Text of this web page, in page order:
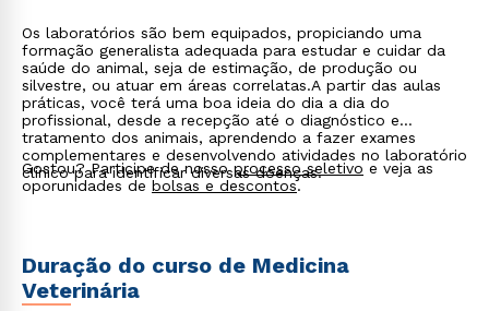
Os laboratórios são bem equipados, propiciando uma
formação generalista adequada para estudar e cuidar da
saúde do animal, seja de estimação, de produção ou
silvestre, ou atuar em áreas correlatas.A partir das aulas
práticas, você terá uma boa ideia do dia a dia do
profissional, desde a recepção até o diagnóstico e
tratamento dos animais, aprendendo a fazer exames
complementares e desenvolvendo atividades no laboratório
clínico para identificar diversas doenças.
Gostou? Participe de nossoprocesso seletivo e veja as
oporunidades de bolsas e descontos.
Duração do curso de Medicina
Veterinária
Rápido e fácil
WhatsApp
ou
Estou de acordo com a
autorizo que meus dados sejam utilizados para o